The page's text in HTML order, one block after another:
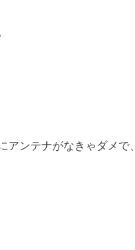
ンテナがなきゃダメで、